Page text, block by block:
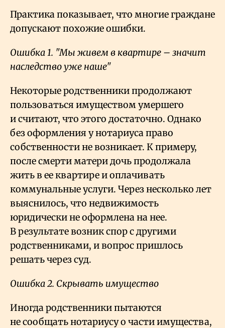
Практика показывает, что многие граждане
допускают похожие ошибки.
Ошибка 1. "Мы живем в квартире – значит
наследство уже наше"
Некоторые родственники продолжают
пользоваться имуществом умершего
и считают, что этого достаточно. Однако
без оформления у нотариуса право
собственности не возникает. К примеру,
после смерти матери дочь продолжала
жить в ее квартире и оплачивать
коммунальные услуги. Через несколько лет
выяснилось, что недвижимость
юридически не оформлена на нее.
В результате возник спор с другими
родственниками, и вопрос пришлось
решать через суд.
Ошибка 2. Скрывать имущество
Иногда родственники пытаются
не сообщать нотариусу о части имущества,